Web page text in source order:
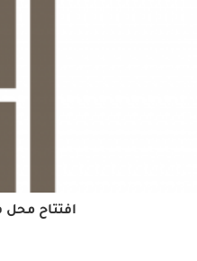
افتتاح محل